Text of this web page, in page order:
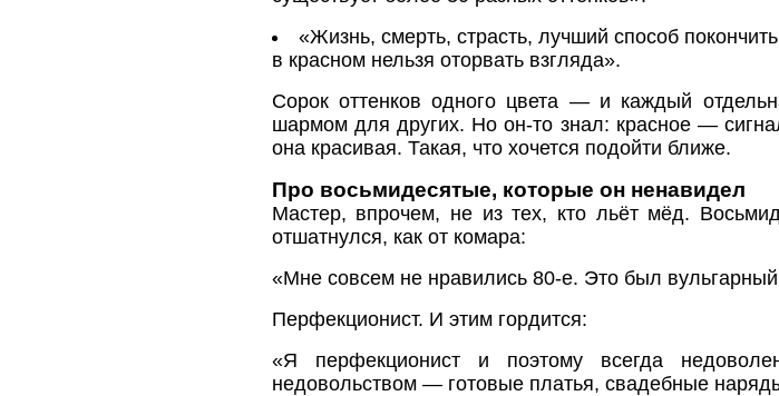
«Жизнь, смерть, страсть, лучший способ
в красном нельзя оторвать взгляда».
Сорок оттенков одного цвета — и каждый
шармом для других. Но он-то знал: красное —
она красивая. Такая, что хочется подойти ближе.
Про восьмидесятые, которые он ненавидел
Мастер, впрочем, не из тех, кто льёт мёд.
отшатнулся, как от комара:
«Мне совсем не нравились 80-е. Это был
Перфекционист. И этим гордится:
«Я перфекционист и поэтому всегда
недовольством — готовые платья, свадебные